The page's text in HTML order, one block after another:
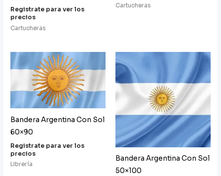
Registrate para ver los
precios
Cartucheras
Cartucheras
Bandera Argentina Con Sol
60×90
Registrate para ver los
precios
Librería
Bandera Argentina Con Sol
50×100